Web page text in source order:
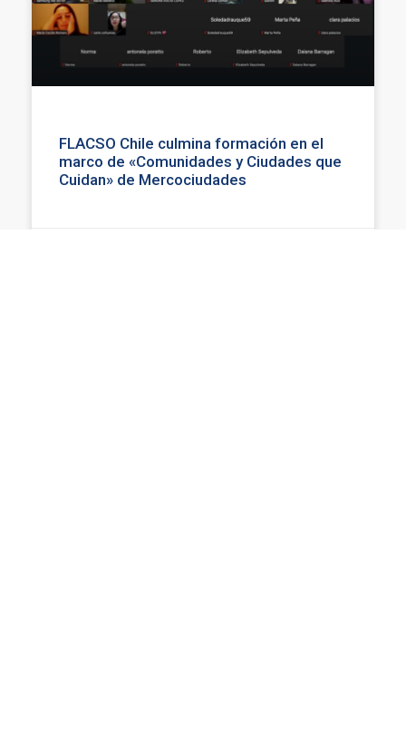
FLACSO Chile culmina formación en el
marco de «Comunidades y Ciudades que
Cuidan» de Mercociudades